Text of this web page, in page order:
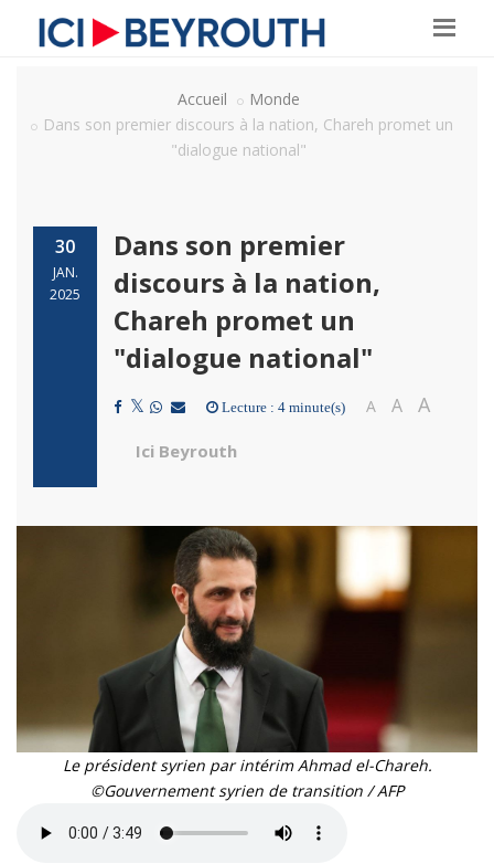
Accueil
Monde
Dans son premier discours à la nation, Chareh promet un
"dialogue national"
30
JAN.
2025
Dans son premier
discours à la nation,
Chareh promet un
"dialogue national"
Lecture : 4 minute(s) A A A
Ici Beyrouth
Le président syrien par intérim Ahmad el-Chareh.
©Gouvernement syrien de transition / AFP